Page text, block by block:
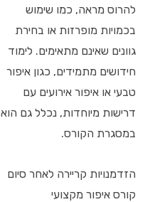
להרוס מראה, כמו שימוש
בכמויות מופרזות או בחירת
גוונים שאינם מתאימים. לימוד
חידושים מתמידים, כגון איפור
טבעי או איפור אירועים עם
דרישות מיוחדות, נכלל גם הוא
במסגרת הקורס.
הזדמנויות קריירה לאחר סיום
קורס איפור מקצועי